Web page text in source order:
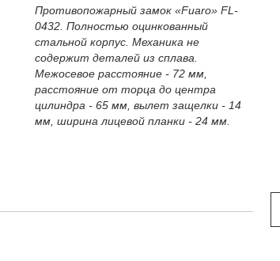
Противопожарный замок «Fuaro» FL-
0432. Полностью оцинкованный
стальной корпус. Механика не
содержит деталей из сплава.
Межосевое расстояние - 72 мм,
расстояние от торца до центра
цилиндра - 65 мм, вылет защелки - 14
мм, ширина лицевой планки - 24 мм.